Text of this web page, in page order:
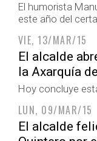
El humorista
este año del
VIE, 13/MAR/15
El alcalde
la Axarquía
Hoy concluye
LUN, 09/MAR/15
El alcalde